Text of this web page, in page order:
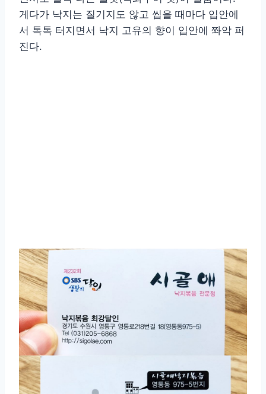
게다가 낙지는 질기지도 않고 씹을 때마다 입안에
서 톡톡 터지면서 낙지 고유의 향이 입안에 쫘악 퍼
진다.